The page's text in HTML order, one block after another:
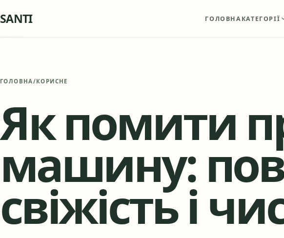
SANTI ГОЛОВНАКАТЕГОРІЇ
ГОЛОВНА/КОРИСНЕ
Як помити
машину:
свіжість і